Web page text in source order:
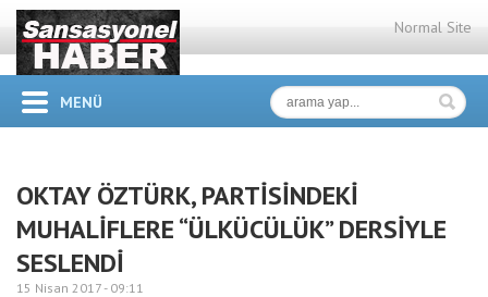
Normal Site
MENÜ
OKTAY ÖZTÜRK, PARTİSİNDEKİ
MUHALİFLERE “ÜLKÜCÜLÜK” DERSİYLE
SESLENDİ
15 Nisan 2017 - 09:11